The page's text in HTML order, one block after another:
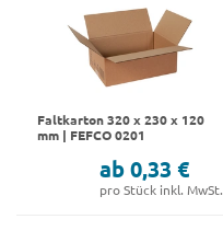
Faltkarton 320 x 230 x 120
mm | FEFCO 0201
ab 0,33 €
pro Stück inkl. MwSt.